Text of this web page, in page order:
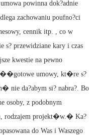
powinna dok?adnie
zachowaniu poufno?ci
cennik itp. , co w
s? przewidziane kary i czas
kwestie na pewno
��gotowe umowy, kt�re s?
nie da?abym si? nabra?. Bo
osoby, z podobnym
rodzajem projekt�w.� Ka?
do Was i Waszego